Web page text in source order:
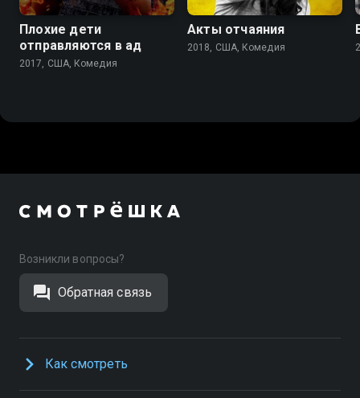
Плохие дети
отправляются в ад
2017, США, Комедия
Акты отчаяния
2018, США, Комедия
Возникли вопросы?
Обратная связь
Как смотреть